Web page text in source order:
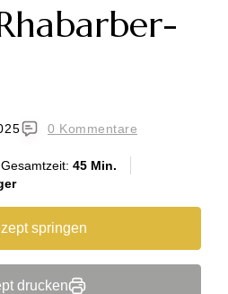
0 Kommentare
Gesamtzeit: 45 Min.
springen
drucken